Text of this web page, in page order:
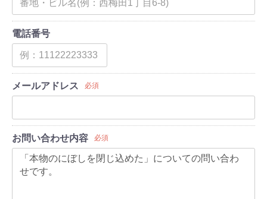
電話番号
メールアドレス 必須
お問い合わせ内容 必須